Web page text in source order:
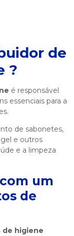
de
?
é responsável
essenciais para a
de sabonetes,
e outros
e a limpeza
um
de
higiene